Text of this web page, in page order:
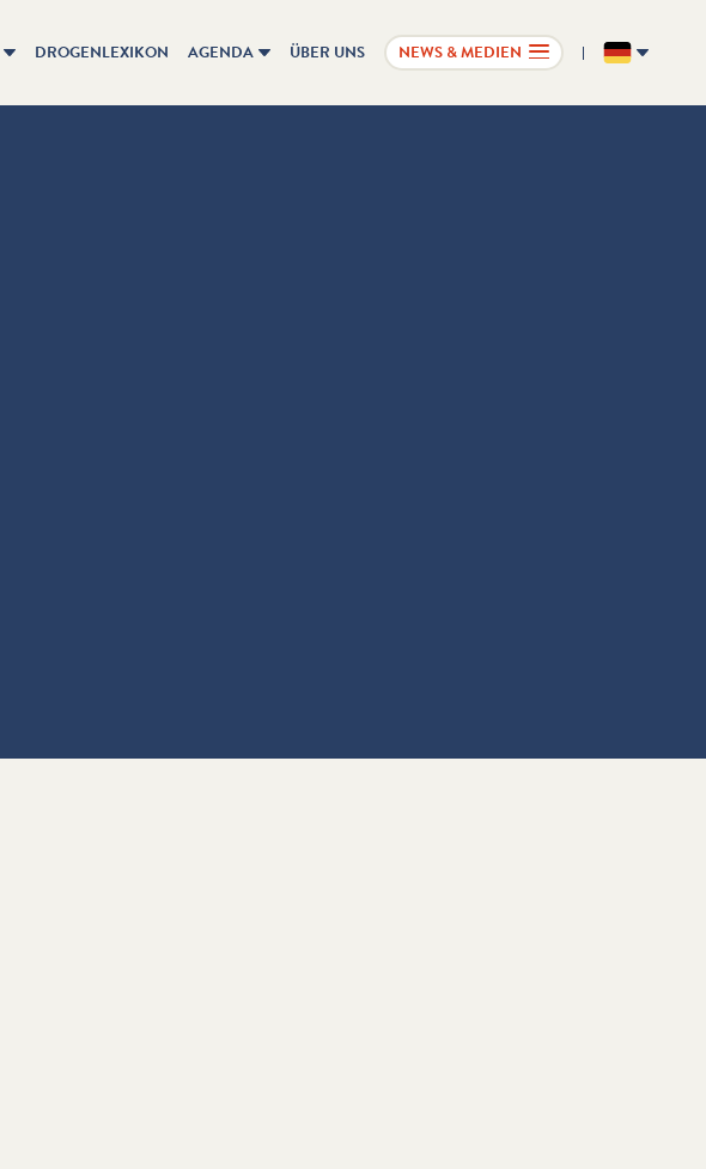
DROGENLEXIKON AGENDA ÜBER UNS NEWS & MEDIEN DE